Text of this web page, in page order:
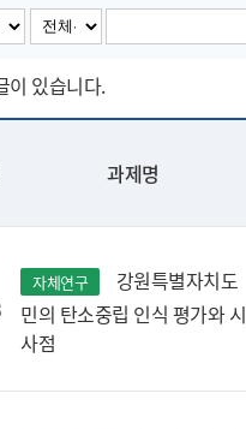
이 있습니다.
과제명
자체연구
강원특별자치도
민의 탄소중립 인식 평가와 시
사점